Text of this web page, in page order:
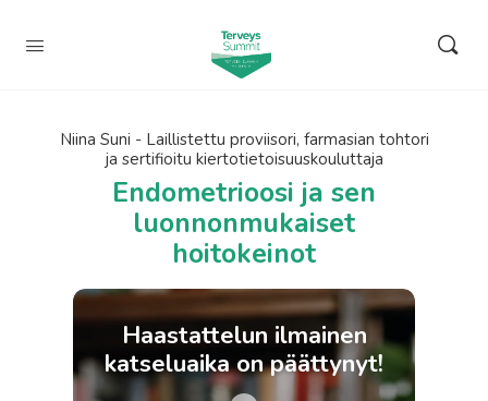
Niina Suni - Laillistettu proviisori, farmasian tohtori
ja sertifioitu kiertotietoisuuskouluttaja
Endometrioosi ja sen
luonnonmukaiset
hoitokeinot
Haastattelun ilmainen
katseluaika on päättynyt!